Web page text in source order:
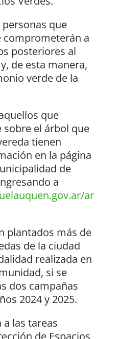
que
comprometerán a
posteriores al
de esta manera,
verde de la
que
el árbol que
tienen
en la página
de
a
ar
plantados más de
de la ciudad
realizada en
si se
dos campañas
2024 y 2025.
las tareas